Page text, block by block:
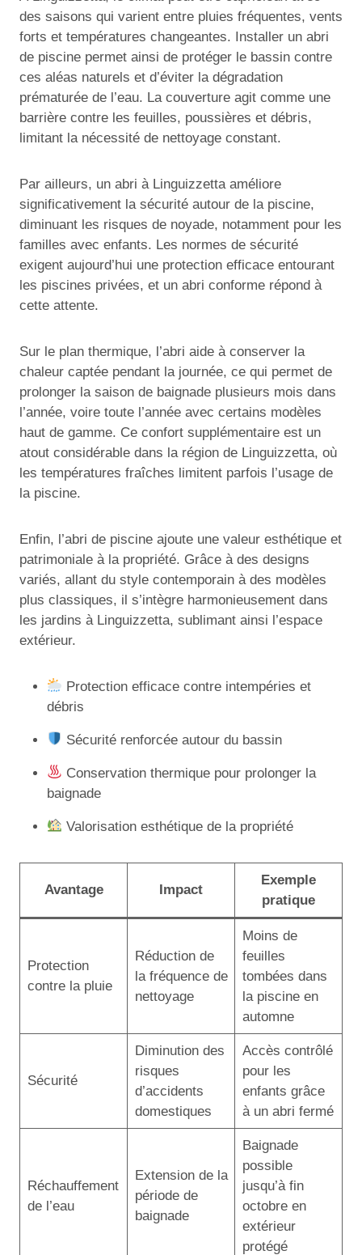
des saisons qui varient entre pluies fréquentes, vents
forts et températures changeantes. Installer un abri
de piscine permet ainsi de protéger le bassin contre
ces aléas naturels et d’éviter la dégradation
prématurée de l’eau. La couverture agit comme une
barrière contre les feuilles, poussières et débris,
limitant la nécessité de nettoyage constant.
Par ailleurs, un abri à Linguizzetta améliore
significativement la sécurité autour de la piscine,
diminuant les risques de noyade, notamment pour les
familles avec enfants. Les normes de sécurité
exigent aujourd’hui une protection efficace entourant
les piscines privées, et un abri conforme répond à
cette attente.
Sur le plan thermique, l’abri aide à conserver la
chaleur captée pendant la journée, ce qui permet de
prolonger la saison de baignade plusieurs mois dans
l’année, voire toute l’année avec certains modèles
haut de gamme. Ce confort supplémentaire est un
atout considérable dans la région de Linguizzetta, où
les températures fraîches limitent parfois l’usage de
la piscine.
Enfin, l’abri de piscine ajoute une valeur esthétique et
patrimoniale à la propriété. Grâce à des designs
variés, allant du style contemporain à des modèles
plus classiques, il s’intègre harmonieusement dans
les jardins à Linguizzetta, sublimant ainsi l’espace
extérieur.
Protection efficace contre intempéries et
débris
Sécurité renforcée autour du bassin
Conservation thermique pour prolonger la
baignade
Valorisation esthétique de la propriété
Avantage Impact
Exemple
pratique
Protection
contre la pluie
Réduction de
la fréquence de
nettoyage
Moins de
feuilles
tombées dans
la piscine en
automne
Sécurité
Diminution des
risques
d’accidents
domestiques
Accès contrôlé
pour les
enfants grâce
à un abri fermé
Réchauffement
de l’eau
Extension de la
période de
baignade
Baignade
possible
jusqu’à fin
octobre en
extérieur
protégé